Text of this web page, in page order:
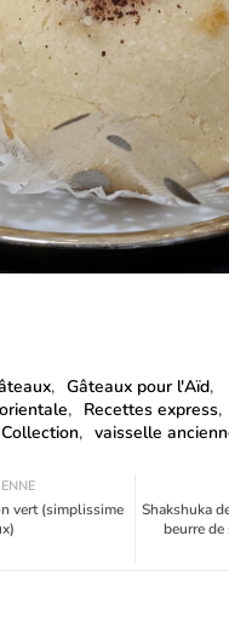
Gâteaux pour l'Aïd
Recettes express
vaisselle
Shakshuka
beurre
vert (simplissime